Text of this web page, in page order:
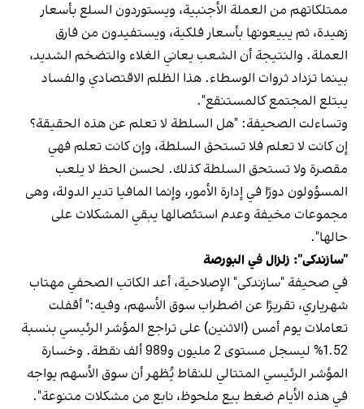
ممتلكاتهم من العملة الأجنبية، ويستوردون السلع بأسعار
زهيدة، ثم يبيعونها بأسعار فلكية، ويستفيدون من فارق
العملة. والنتيجة أن الشعب يعاني الغلاء والتضخم الشديد،
بينما تزداد ثروات الوسطاء. هذا الظلم الاقتصادي والفساد
يبتلع المجتمع كالمستنقع".
وتساءلت الصحيفة: "هل السلطة لا تعلم عن هذه الحقيقة؟
إن كانت لا تعلم فلا تستحق السلطة، وإن كانت تعلم فهي
مقصرة ولا تستحق السلطة كذلك. لحسن الحظ لا يلعب
المسؤولون دورًا في إدارة الأمور، وإنما المافيا تدير الدولة، وهى
مجموعات مخيفة وعدم استئصالها يبقي المشكلات على
حالها".
"سازندكى": زلزال في البورصة
في صحيفة "سازندكى" الإصلاحية، أعد الكاتب الصحفي مهتاب
شهرياري، تقريرًا عن اضطراب سوق الأسهم، وفيه:" أقفلت
تعاملات يوم أمس (الاثنين) على تراجع المؤشر الرئيسي بنسبة
1.52% ليسجل مستوى 2 مليون و989 ألف نقطة. وخسارة
المؤشر الرئيسي المتتالي للنقاط يُظهر أن سوق الأسهم يواجه
في هذه الأيام ضغط بيع ملحوظ، نابع من مشكلات متنوعة".